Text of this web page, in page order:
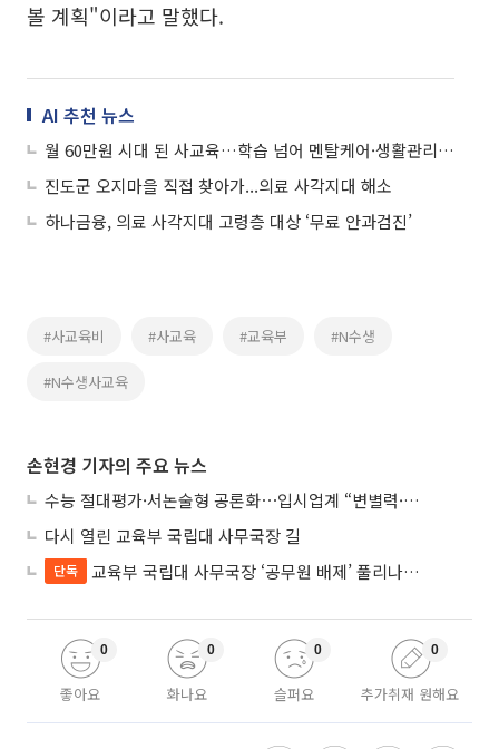
볼 계획"이라고 말했다.
AI 추천 뉴스
월 60만원 시대 된 사교육…학습 넘어 멘탈케어·생활관리까지 판다
진도군 오지마을 직접 찾아가...의료 사각지대 해소
하나금융, 의료 사각지대 고령층 대상 ‘무료 안과검진’
#사교육비 #사교육 #교육부 #N수생
#N수생사교육
손현경 기자의 주요 뉴스
수능 절대평가·서논술형 공론화⋯입시업계 “변별력·사교육 대책 먼저”
다시 열린 교육부 국립대 사무국장 길
단독 교육부 국립대 사무국장 ‘공무원 배제’ 풀리나…응시자격 다시 열렸다
좋아요
0
화나요
0
슬퍼요
0
추가취재 원해요
0